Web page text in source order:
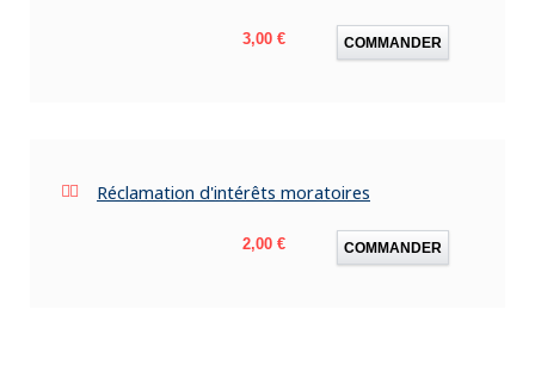
Prix
3,00 € COMMANDER
Réclamation d'intérêts moratoires
Prix
2,00 € COMMANDER